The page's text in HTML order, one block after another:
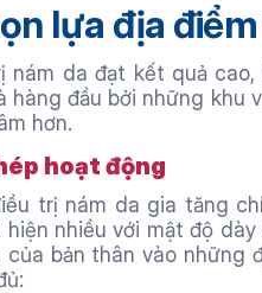
lựa địa
da đạt kết quả
hàng đầu bởi những khu
hơn.
hoạt động
trị nám da gia tăng
nhiều với mật độ
bản thân vào những